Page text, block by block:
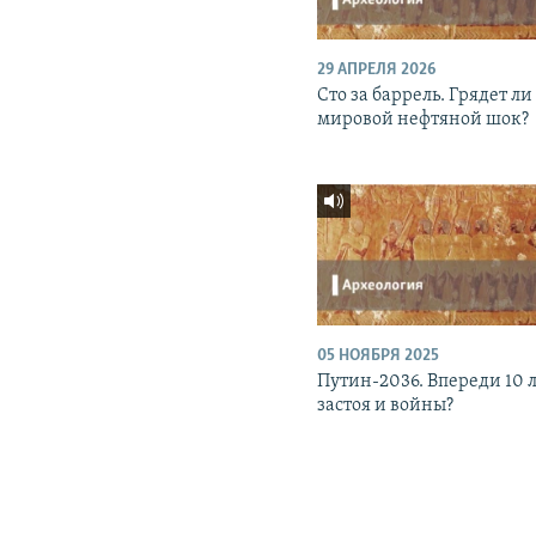
29 АПРЕЛЯ 2026
Сто за баррель. Грядет ли
мировой нефтяной шок?
05 НОЯБРЯ 2025
Путин-2036. Впереди 10
застоя и войны?